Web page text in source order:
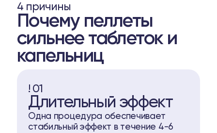
4 причины
Почему пеллеты
сильнее таблеток и
капельниц
! 01
Длительный эффект
Одна процедура обеспечивает
стабильный эффект в течение 4-6